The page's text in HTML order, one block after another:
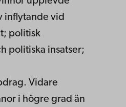
inflytande vid
politisk
politiska insatser;
Vidare
i högre grad än